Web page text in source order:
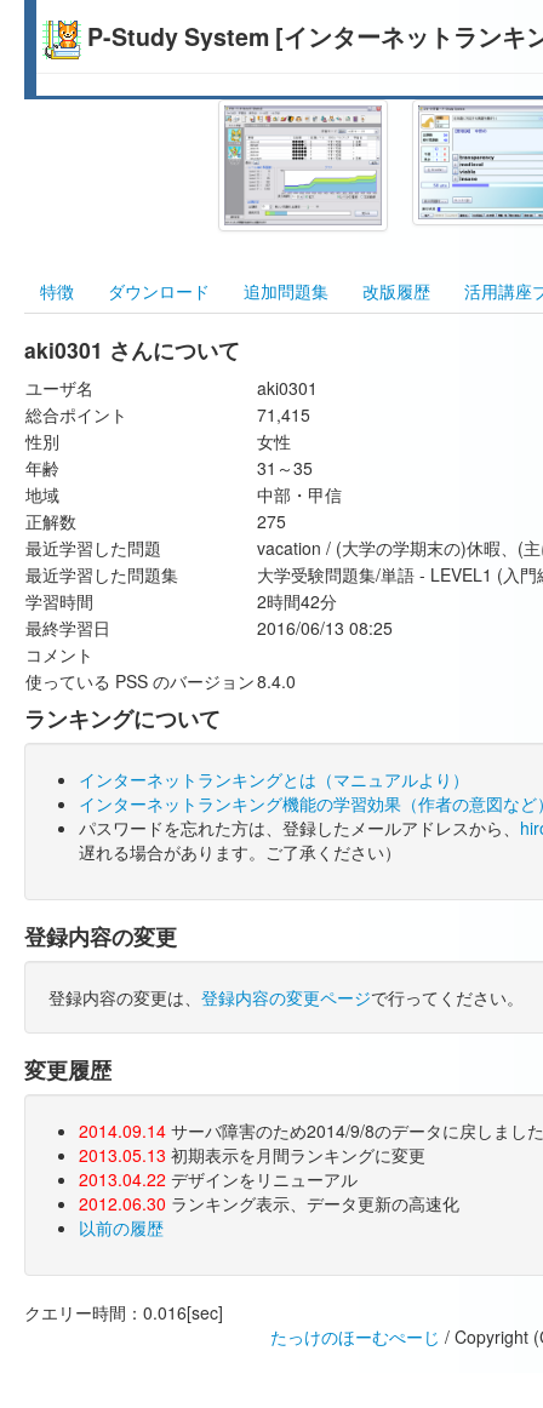
P-Study System [インターネットランキ
特徴 ダウンロード 追加問題集 改版履歴 活用講座
aki0301 さんについて
ユーザ名
aki0301
総合ポイント
71,415
性別
女性
年齢
31～35
地域
中部・甲信
正解数
275
最近学習した問題
vacation / (大学の学期末の)休暇、(
最近学習した問題集
大学受験問題集/単語 - LEVEL1 (入門
学習時間
2時間42分
最終学習日
2016/06/13 08:25
コメント
使っている PSS のバージョン8.4.0
ランキングについて
インターネットランキングとは（マニュアルより）
インターネットランキング機能の学習効果（作者の意図など
パスワードを忘れた方は、登録したメールアドレスから、
遅れる場合があります。ご了承ください）
登録内容の変更
登録内容の変更は、 登録内容の変更ページで行ってください。
変更履歴
2014.09.14 サーバ障害のため2014/9/8のデータに戻しまし
2013.05.13 初期表示を月間ランキングに変更
2013.04.22 デザインをリニューアル
2012.06.30 ランキング表示、データ更新の高速化
以前の履歴
クエリー時間：0.016[sec]
たっけのほーむぺーじ / Copyright